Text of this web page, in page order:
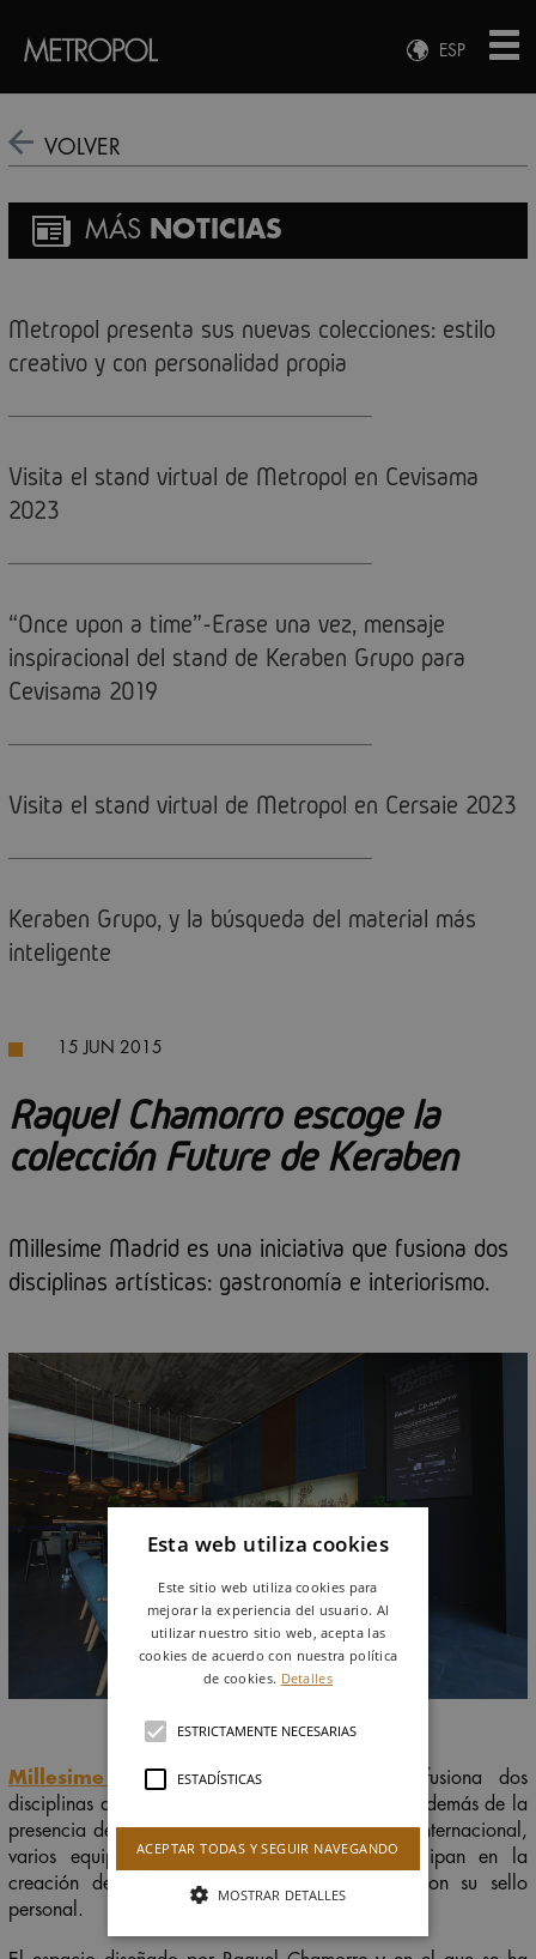
ESP
ENG
VOLVER
MÁS NOTICIAS
Metropol presenta sus nuevas colecciones: estilo
creativo y con personalidad propia
Visita el stand virtual de Metropol en Cevisama
2023
“Once upon a time”-Erase una vez, mensaje
inspiracional del stand de Keraben Grupo para
Cevisama 2019
Visita el stand virtual de Metropol en Cersaie 2023
Keraben Grupo, y la búsqueda del material más
inteligente
15 JUN 2015
Raquel Chamorro escoge la
colección Future de Keraben
Millesime Madrid es una iniciativa que fusiona dos
disciplinas artísticas: gastronomía e interiorismo.
Millesime Madrid
es una iniciativa que fusiona dos
disciplinas artísticas: gastronomía e interiorismo. Además de la
presencia de relevantes figuras de la alta cocina internacional,
varios equipos de diseño y arquitectura participan en la
creación de inéditos ambientes, impregnados con su sello
personal.
Esta web utiliza cookies
Este sitio web utiliza cookies para
mejorar la experiencia del usuario. Al
utilizar nuestro sitio web, acepta las
cookies de acuerdo con nuestra política
de cookies. Detalles
ESTRICTAMENTE NECESARIAS
ESTADÍSTICAS
ACEPTAR TODAS Y SEGUIR NAVEGANDO
MOSTRAR DETALLES